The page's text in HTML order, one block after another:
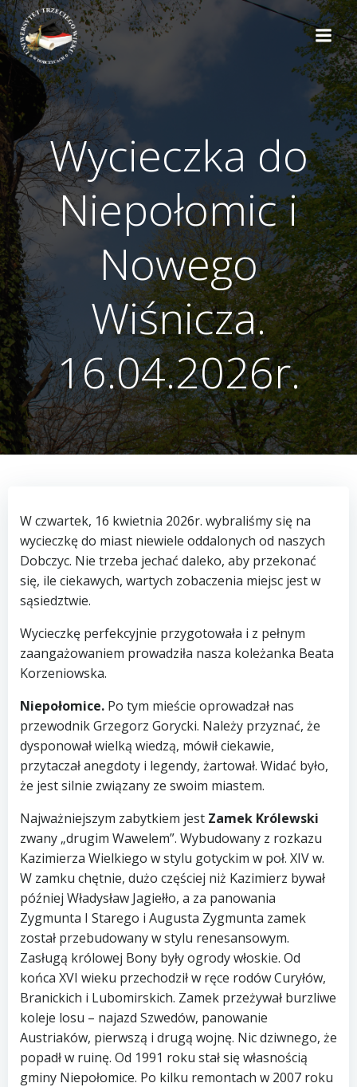
treści
Skip
to
Wycieczka do
Niepołomic i
Nowego
Wiśnicza.
16.04.2026r.
W czwartek, 16 kwietnia 2026r. wybraliśmy się na
wycieczkę do miast niewiele oddalonych od naszych
Dobczyc. Nie trzeba jechać daleko, aby przekonać
się, ile ciekawych, wartych zobaczenia miejsc jest w
sąsiedztwie.
Wycieczkę perfekcyjnie przygotowała i z pełnym
zaangażowaniem prowadziła nasza koleżanka Beata
Korzeniowska.
Niepołomice. Po tym mieście oprowadzał nas
przewodnik Grzegorz Gorycki. Należy przyznać, że
dysponował wielką wiedzą, mówił ciekawie,
przytaczał anegdoty i legendy, żartował. Widać było,
że jest silnie związany ze swoim miastem.
Najważniejszym zabytkiem jest Zamek Królewski
zwany „drugim Wawelem”. Wybudowany z rozkazu
Kazimierza Wielkiego w stylu gotyckim w poł. XIV w.
W zamku chętnie, dużo częściej niż Kazimierz bywał
później Władysław Jagiełło, a za panowania
Zygmunta I Starego i Augusta Zygmunta zamek
został przebudowany w stylu renesansowym.
Zasługą królowej Bony były ogrody włoskie. Od
końca XVI wieku przechodził w ręce rodów Curyłów,
Branickich i Lubomirskich. Zamek przeżywał burzliwe
koleje losu – najazd Szwedów, panowanie
Austriaków, pierwszą i drugą wojnę. Nic dziwnego, że
popadł w ruinę. Od 1991 roku stał się własnością
gminy Niepołomice. Po kilku remontach w 2007 roku